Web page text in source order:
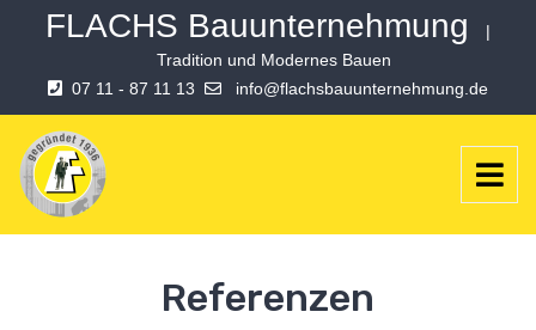
FLACHS Bauunternehmung
|
Tradition und Modernes Bauen
07 11 - 87 11 13
info@flachsbauunternehmung.de
Referenzen